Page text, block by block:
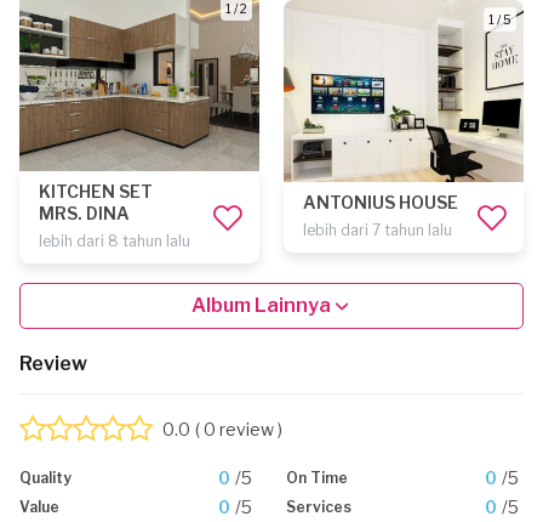
1 / 2
KITCHEN SET
MRS. DINA
lebih dari 8 tahun lalu
1 / 5
ANTONIUS HOUSE
lebih dari 7 tahun lalu
Album Lainnya
Review
0.0 ( 0 review )
Quality 0 /5 On Time 0 /5
Value 0 /5 Services 0 /5